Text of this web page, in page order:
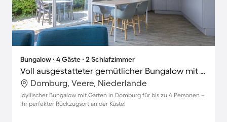
Bungalow ∙ 4 Gäste ∙ 2 Schlafzimmer
Voll ausgestatteter gemütlicher Bungalow mit Terrasse und Garten | Strand in der Nähe
Domburg, Veere, Niederlande
Idyllischer Bungalow mit Garten in Domburg für bis zu 4 Personen –
Ihr perfekter Rückzugsort an der Küste!